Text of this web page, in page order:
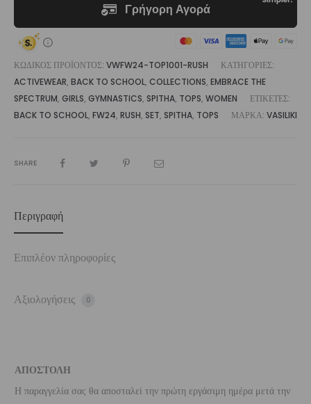
ΚΩΔΙΚΌΣ ΠΡΟΪΌΝΤΟΣ: VWFW24-TOP1001-RUSH
ΚΑΤΗΓΟΡΊΕΣ:
ACTIVEWEAR, BACK TO SCHOOL, COLLECTIONS, EMBRACE THE
SPECTRUM, GIRLS, GYMNASTICS, SPITHA, TOPS, WOMEN
ΕΤΙΚΈΤΕΣ:
BACK TO SCHOOL, FW24, RUSH, SET, SPITHA, TOPS ΜΆΡΚΑ: VASILIKI
SHARE
Περιγραφή
Επιπλέον πληροφορίες
Αξιολογήσεις 0
ΑΠΟΣΤΟΛΗ
Η παραγγελία σας θα αποσταλεί την πρώτη εργάσιμη ημέρα μετά την